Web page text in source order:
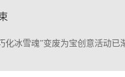
化冰雪魂”变废为宝创意活动已